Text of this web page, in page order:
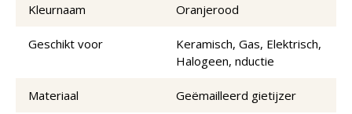
Kleurnaam Oranjerood
Geschikt voor
Keramisch, Gas, Elektrisch,
Halogeen, nductie
Materiaal Geëmailleerd gietijzer